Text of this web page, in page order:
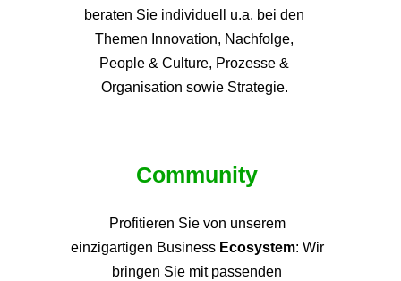
beraten Sie individuell u.a. bei den
Themen Innovation, Nachfolge,
People & Culture, Prozesse &
Organisation sowie Strategie.
Community
Profitieren Sie von unserem
einzigartigen Business Ecosystem: Wir
bringen Sie mit passenden